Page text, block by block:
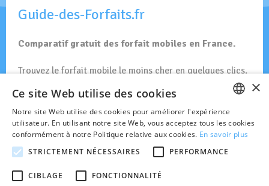
Guide-des-Forfaits.fr
Comparatif gratuit des forfait mobiles en France.
Trouvez le forfait mobile le moins cher en quelques clics.
Toute l'actualité des réseaux GSM et opérateurs actifs en
© 2026 Belgsm.com est indépendant des opérateurs mobiles en Belgique.
FRENCH
DUTCH
×
Ce site Web utilise des cookies
Notre site Web utilise des cookies pour améliorer l'expérience
utilisateur. En utilisant notre site Web, vous acceptez tous les cookies
conformément à notre Politique relative aux cookies. En savoir plus
STRICTEMENT NÉCESSAIRES
PERFORMANCE
CIBLAGE FONCTIONNALITÉ